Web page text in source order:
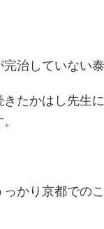
治していない泰
たかはし先生
かり京都での